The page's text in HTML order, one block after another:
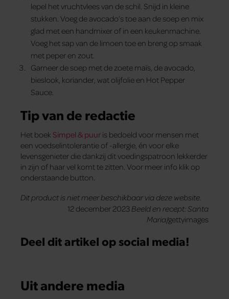
lepel het vruchtvlees van de schil. Snijd in kleine
stukken. Voeg de avocado’s toe aan de soep en mix
glad met een handmixer of in een keukenmachine.
Voeg het sap van de limoen toe en breng op smaak
met peper en zout.
Garneer de soep met de zoete maïs, de avocado,
bieslook, koriander, wat olijfolie en Hot Pepper
Sauce.
Tip van de redactie
Het boek Simpel & puur is bedoeld voor mensen met
een voedselintolerantie of -allergie, én voor elke
levensgenieter die dankzij dit voedingspatroon lekkerder
in zijn of haar vel komt te zitten. Voor meer info klik op
onderstaande button.
Dit product is niet meer beschikbaar via deze website.
12 december 2023Beeld en recept: Santa
Maria/gettyimages
Deel dit artikel op social media!
Uit andere media